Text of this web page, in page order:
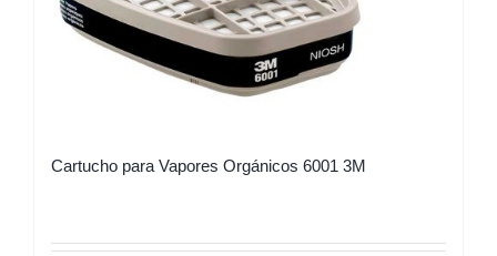
Cartucho para Vapores Orgánicos 6001 3M